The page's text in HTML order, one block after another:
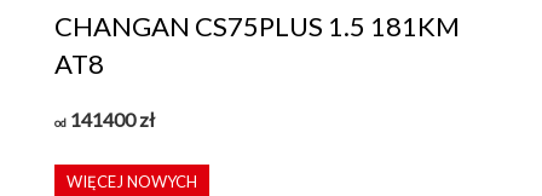
CHANGAN CS75PLUS 1.5 181KM
AT8
od 141400zł
WIĘCEJ NOWYCH